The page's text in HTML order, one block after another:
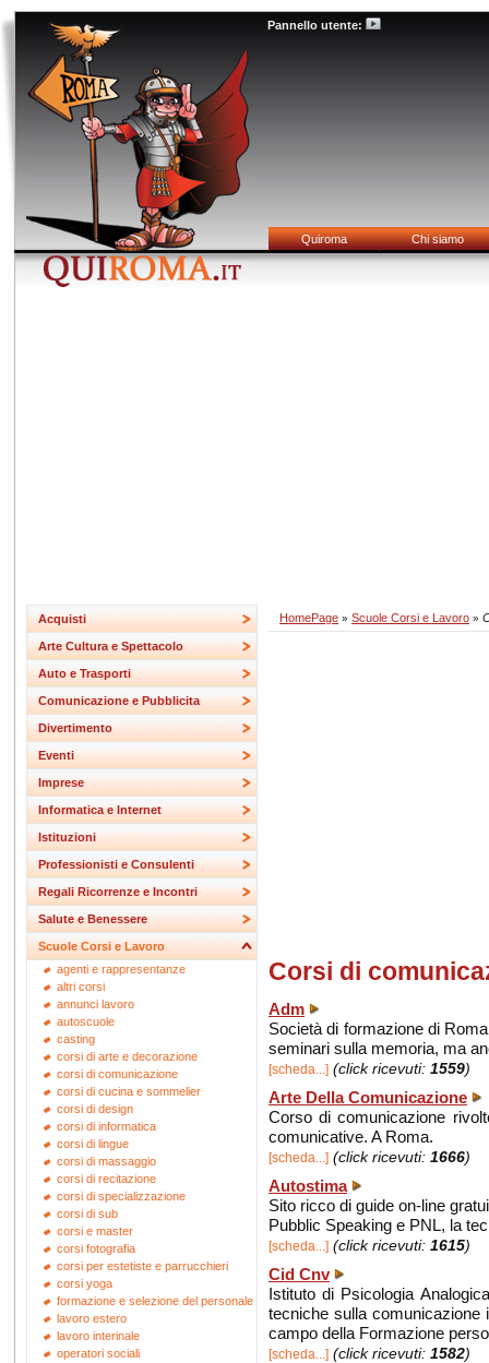
Pannello utente:
Quiroma Chi siamo
Acquisti
Arte Cultura e Spettacolo
Auto e Trasporti
Comunicazione e Pubblicita
Divertimento
Eventi
Imprese
Informatica e Internet
Istituzioni
Professionisti e Consulenti
Regali Ricorrenze e Incontri
Salute e Benessere
Scuole Corsi e Lavoro
agenti e rappresentanze
altri corsi
annunci lavoro
autoscuole
casting
corsi di arte e decorazione
corsi di comunicazione
corsi di cucina e sommelier
corsi di design
corsi di informatica
corsi di lingue
corsi di massaggio
corsi di recitazione
corsi di specializzazione
corsi di sub
corsi e master
corsi fotografia
corsi per estetiste e parrucchieri
corsi yoga
formazione e selezione del personale
lavoro estero
lavoro interinale
operatori sociali
HomePage » Scuole Corsi e Lavoro »
Corsi di
Adm
Società di formazione di
seminari sulla memoria, ma
[scheda...] (click ricevuti: 1559)
Arte Della Comunicazione
Corso di comunicazione
comunicative. A Roma.
[scheda...] (click ricevuti: 1666)
Autostima
Sito ricco di guide on-line
Pubblic Speaking e PNL, la
[scheda...] (click ricevuti: 1615)
Cid Cnv
Istituto di Psicologia
tecniche sulla comunicazione
campo della Formazione
[scheda...] (click ricevuti: 1582)